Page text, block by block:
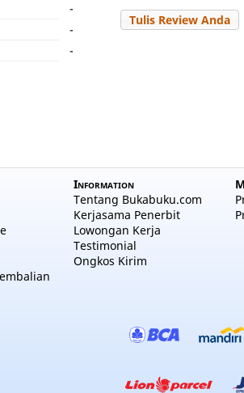
-
-
-
Tulis Review Anda
Information
Tentang Bukabuku.com
Kerjasama Penerbit
Lowongan Kerja
Testimonial
Ongkos Kirim